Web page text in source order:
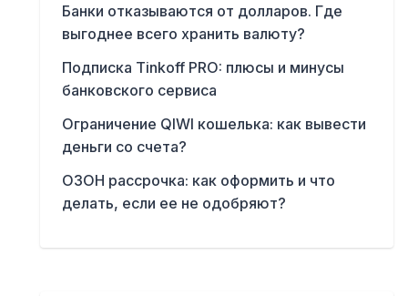
Банки отказываются от долларов. Где
выгоднее всего хранить валюту?
Подписка Tinkoff PRO: плюсы и минусы
банковского сервиса
Ограничение QIWI кошелька: как вывести
деньги со счета?
ОЗОН рассрочка: как оформить и что
делать, если ее не одобряют?